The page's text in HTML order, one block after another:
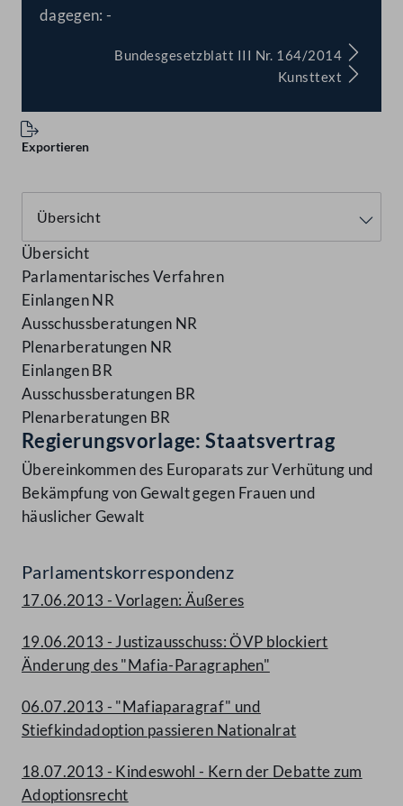
dagegen: -
Bundesgesetzblatt III Nr. 164/2014
Kunsttext
Exportieren
Übersicht
Parlamentarisches Verfahren
Einlangen NR
Ausschussberatungen NR
Plenarberatungen NR
Einlangen BR
Ausschussberatungen BR
Plenarberatungen BR
Regierungsvorlage: Staatsvertrag
Übereinkommen des Europarats zur Verhütung und
Bekämpfung von Gewalt gegen Frauen und
häuslicher Gewalt
Parlamentskorrespondenz
17.06.2013 - Vorlagen: Äußeres
19.06.2013 - Justizausschuss: ÖVP blockiert
Änderung des "Mafia-Paragraphen"
06.07.2013 - "Mafiaparagraf" und
Stiefkindadoption passieren Nationalrat
18.07.2013 - Kindeswohl - Kern der Debatte zum
Adoptionsrecht